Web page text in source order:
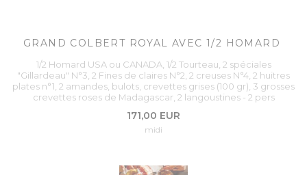
GRAND COLBERT ROYAL AVEC 1/2 HOMARD
1/2 Homard USA ou CANADA, 1/2 Tourteau, 2 spéciales
"Gillardeau" N°3, 2 Fines de claires N°2, 2 creuses N°4, 2 huitres
plates n°1, 2 amandes, bulots, crevettes grises (100 gr), 3 grosses
crevettes roses de Madagascar, 2 langoustines - 2 pers
171,00 EUR
midi